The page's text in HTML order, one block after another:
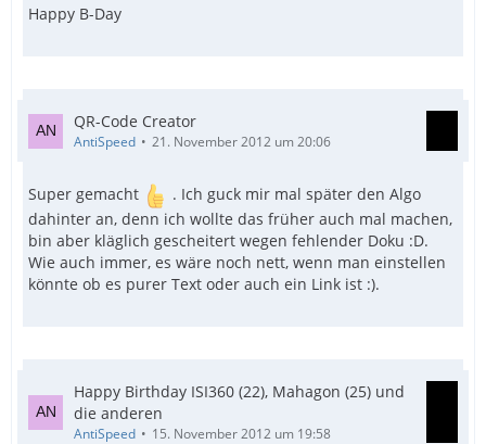
Happy B-Day
QR-Code Creator
AntiSpeed 21. November 2012 um 20:06
Super gemacht
. Ich guck mir mal später den Algo
dahinter an, denn ich wollte das früher auch mal machen,
bin aber kläglich gescheitert wegen fehlender Doku :D.
Wie auch immer, es wäre noch nett, wenn man einstellen
könnte ob es purer Text oder auch ein Link ist :).
Happy Birthday ISI360 (22), Mahagon (25) und
die anderen
AntiSpeed 15. November 2012 um 19:58